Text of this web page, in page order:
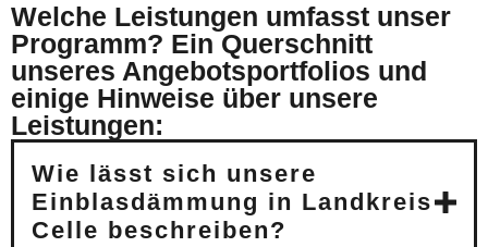
Welche Leistungen umfasst unser
Programm? Ein Querschnitt
unseres Angebotsportfolios und
einige Hinweise über unsere
Leistungen:
Wie lässt sich unsere
Einblasdämmung in Landkreis
Celle beschreiben?